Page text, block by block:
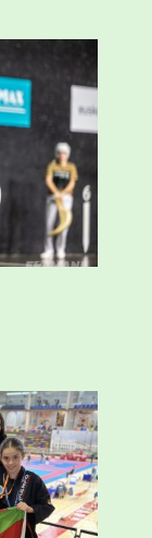
den